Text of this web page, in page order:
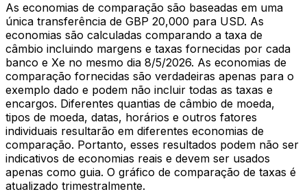
As economias de comparação são baseadas em uma
única transferência de GBP 20,000 para USD. As
economias são calculadas comparando a taxa de
câmbio incluindo margens e taxas fornecidas por cada
banco e Xe no mesmo dia 8/5/2026. As economias de
comparação fornecidas são verdadeiras apenas para o
exemplo dado e podem não incluir todas as taxas e
encargos. Diferentes quantias de câmbio de moeda,
tipos de moeda, datas, horários e outros fatores
individuais resultarão em diferentes economias de
comparação. Portanto, esses resultados podem não ser
indicativos de economias reais e devem ser usados
apenas como guia. O gráfico de comparação de taxas é
atualizado trimestralmente.